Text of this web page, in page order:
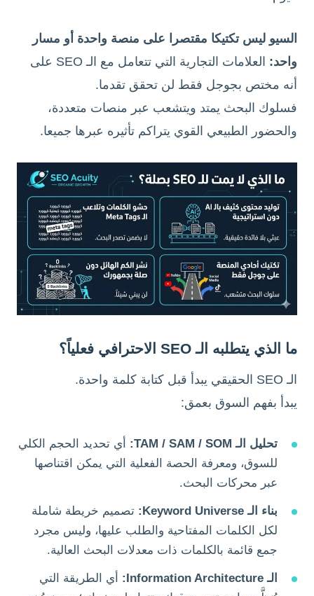
السيو ليس تكتيكا مقتصرا على منصة واحدة أو مسار
واحد:
العلامات التجارية التي تتعامل مع الـ SEO على
أنه مختص بجوجل فقط لن تحقق تقدما.
فسلوك البحث يمتد ويتشعب عبر منصات متعددة،
والحضور الطبيعي القوي يتراكم تأثيره عبرها جميعا.
ما الذي يتطلبه الـ SEO الاحترافي فعلياً؟
الـ SEO الحقيقي يبدأ قبل كتابة كلمة واحدة.
يبدأ بفهم السوق بعمق:
تحليل الـ TAM / SAM / SOM:
أي تحديد الحجم الكلي
للسوق، ومعرفة الحصة الفعلية التي يمكن اقتناصها
عبر محركات البحث.
بناء الـ Keyword Universe:
تصميم خريطة شاملة
لكل الكلمات المفتاحية والطلب عليها، وليس مجرد
جمع قائمة بالكلمات ذات معدلات البحث العالية.
الـ Information Architecture:
أي الطريقة التي